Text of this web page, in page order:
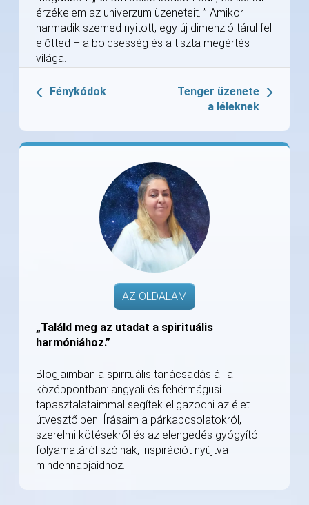
érzékelem az univerzum üzeneteit. ” Amikor
harmadik szemed nyitott, egy új dimenzió tárul fel
előtted – a bölcsesség és a tiszta megértés
világa.
Fénykódok
Tenger üzenete
a léleknek
AZ OLDALAM
„Találd meg az utadat a spirituális
harmóniához.”
Blogjaimban a spirituális tanácsadás áll a
középpontban: angyali és fehérmágusi
tapasztalataimmal segítek eligazodni az élet
útvesztőiben. Írásaim a párkapcsolatokról,
szerelmi kötésekről és az elengedés gyógyító
folyamatáról szólnak, inspirációt nyújtva
mindennapjaidhoz.